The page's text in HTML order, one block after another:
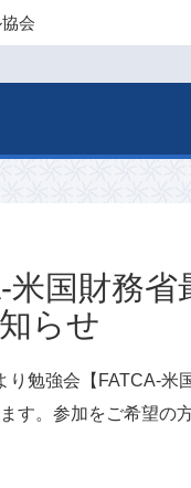
会
米国財務
らせ
り勉強会【FATCA-
す。参加をご希望の